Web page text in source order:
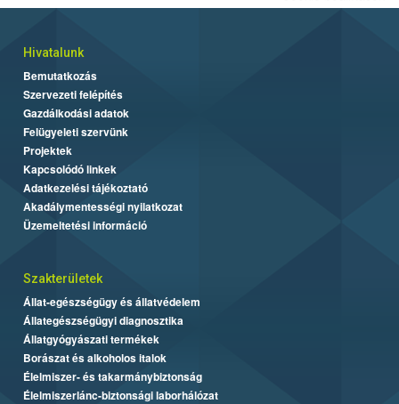
Hivatalunk
Bemutatkozás
Szervezeti felépítés
Gazdálkodási adatok
Felügyeleti szervünk
Projektek
Kapcsolódó linkek
Adatkezelési tájékoztató
Akadálymentességi nyilatkozat
Üzemeltetési információ
Szakterületek
Állat-egészségügy és állatvédelem
Állategészségügyi diagnosztika
Állatgyógyászati termékek
Borászat és alkoholos italok
Élelmiszer- és takarmánybiztonság
Élelmiszerlánc-biztonsági laborhálózat